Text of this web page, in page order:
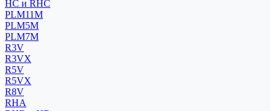
HC и RHC
PLM11M
PLM5M
PLM7M
R3V
R3VX
R5V
R5VX
R8V
RHA